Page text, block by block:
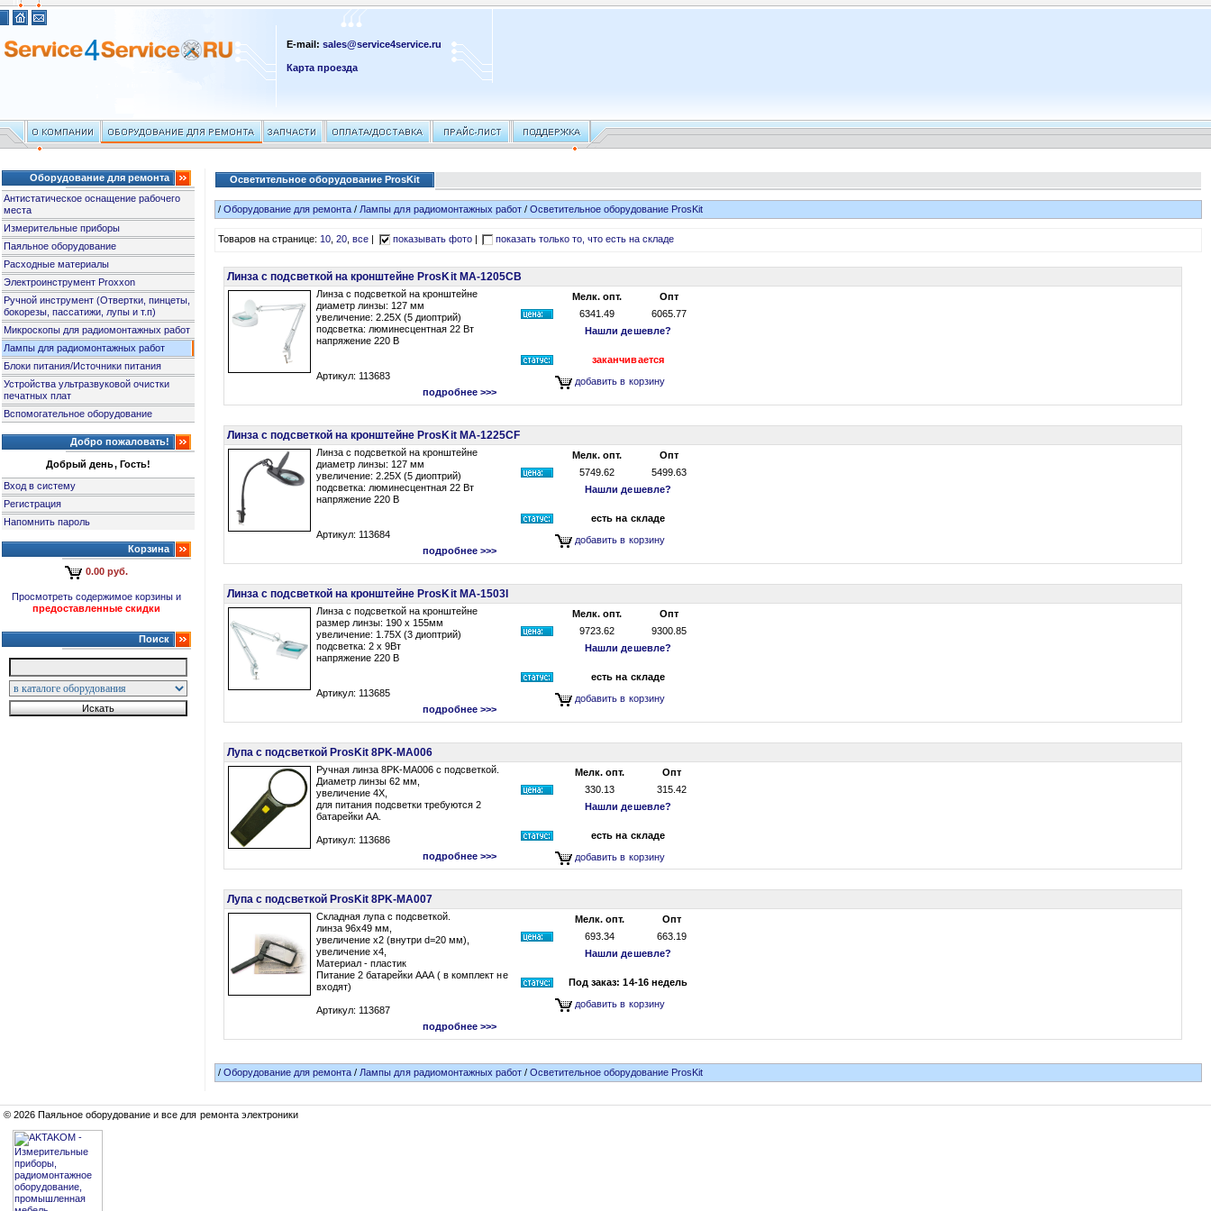
E-mail:sales@service4service.ru
Карта проезда
Оборудование для ремонта
Антистатическое оснащение рабочего
места
Измерительные приборы
Паяльное оборудование
Расходные материалы
Электроинструмент Proxxon
Ручной инструмент (Отвертки, пинцеты,
бокорезы, пассатижи, лупы и т.п)
Микроскопы для радиомонтажных работ
Лампы для радиомонтажных работ
Блоки питания/Источники питания
Устройства ультразвуковой очистки
печатных плат
Вспомогательное оборудование
Добро пожаловать!
Добрый день, Гость!
Вход в систему
Регистрация
Напомнить пароль
Корзина
0.00 руб.
Просмотреть содержимое корзины и
предоставленные скидки
Поиск
Осветительное оборудование ProsKit
/Оборудование для ремонта / Лампы для радиомонтажных работ/ Осветительное оборудование ProsKit
Товаров на странице:10,20,все показывать фото| показать только то, что есть на складе
Линза с подсветкой на кронштейне ProsKit MA-1205CB
Линза с подсветкой на кронштейне
диаметр линзы: 127 мм
увеличение: 2.25X (5 диоптрий)
подсветка: люминесцентная 22 Вт
напряжение 220 В
Артикул: 113683
подробнее >>>
Мелк. опт.
Опт
6341.49
6065.77
Нашли дешевле?
заканчивается
добавить в корзину
Линза с подсветкой на кронштейне ProsKit MA-1225CF
Линза с подсветкой на кронштейне
диаметр линзы: 127 мм
увеличение: 2.25X (5 диоптрий)
подсветка: люминесцентная 22 Вт
напряжение 220 В
Артикул: 113684
подробнее >>>
Мелк. опт.
Опт
5749.62
5499.63
Нашли дешевле?
есть на складе
добавить в корзину
Линза с подсветкой на кронштейне ProsKit MA-1503I
Линза с подсветкой на кронштейне
размер линзы: 190 х 155мм
увеличение: 1.75X (3 диоптрий)
подсветка: 2 х 9Вт
напряжение 220 В
Артикул: 113685
подробнее >>>
Мелк. опт.
Опт
9723.62
9300.85
Нашли дешевле?
есть на складе
добавить в корзину
Лупа с подсветкой ProsKit 8PK-MA006
Ручная линза 8PK-MA006 с подсветкой.
Диаметр линзы 62 мм,
увеличение 4Х,
для питания подсветки требуются 2
батарейки AA.
Артикул: 113686
подробнее >>>
Мелк. опт.
Опт
330.13
315.42
Нашли дешевле?
есть на складе
добавить в корзину
Лупа с подсветкой ProsKit 8PK-MA007
Складная лупа с подсветкой.
линза 96х49 мм,
увеличение х2 (внутри d=20 мм),
увеличение х4,
Материал - пластик
Питание 2 батарейки ААА ( в комплект не
входят)
Артикул: 113687
подробнее >>>
Мелк. опт.
Опт
693.34
663.19
Нашли дешевле?
Под заказ: 14-16 недель
добавить в корзину
/Оборудование для ремонта / Лампы для радиомонтажных работ/ Осветительное оборудование ProsKit
© 2026 Паяльное оборудование и все для ремонта электроники